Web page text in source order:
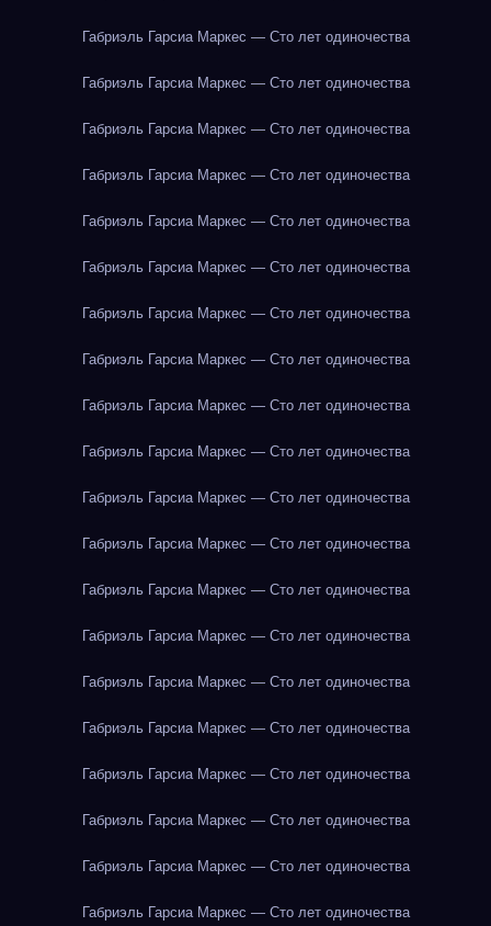
Габриэль Гарсиа Маркес — Сто лет одиночества
Габриэль Гарсиа Маркес — Сто лет одиночества
Габриэль Гарсиа Маркес — Сто лет одиночества
Габриэль Гарсиа Маркес — Сто лет одиночества
Габриэль Гарсиа Маркес — Сто лет одиночества
Габриэль Гарсиа Маркес — Сто лет одиночества
Габриэль Гарсиа Маркес — Сто лет одиночества
Габриэль Гарсиа Маркес — Сто лет одиночества
Габриэль Гарсиа Маркес — Сто лет одиночества
Габриэль Гарсиа Маркес — Сто лет одиночества
Габриэль Гарсиа Маркес — Сто лет одиночества
Габриэль Гарсиа Маркес — Сто лет одиночества
Габриэль Гарсиа Маркес — Сто лет одиночества
Габриэль Гарсиа Маркес — Сто лет одиночества
Габриэль Гарсиа Маркес — Сто лет одиночества
Габриэль Гарсиа Маркес — Сто лет одиночества
Габриэль Гарсиа Маркес — Сто лет одиночества
Габриэль Гарсиа Маркес — Сто лет одиночества
Габриэль Гарсиа Маркес — Сто лет одиночества
Габриэль Гарсиа Маркес — Сто лет одиночества